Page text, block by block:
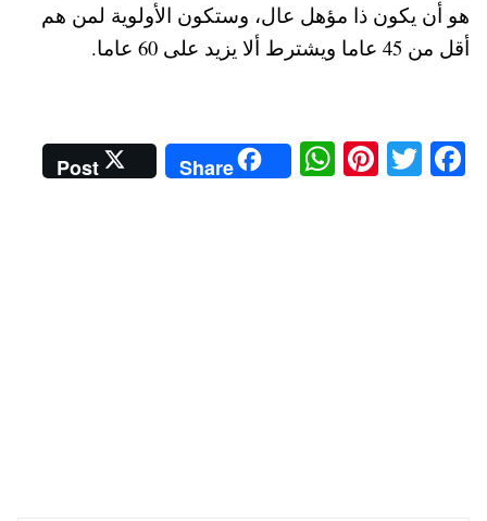
هو أن يكون ذا مؤهل عال، وستكون الأولوية لمن هم
أقل من 45 عاما ويشترط ألا يزيد على 60 عاما.
Fa
T
Pi
W
ha
Share
Post